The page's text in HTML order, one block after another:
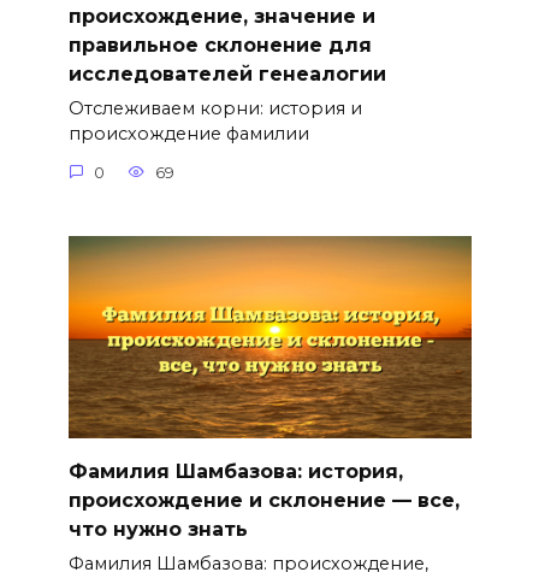
происхождение, значение и
правильное склонение для
исследователей генеалогии
Отслеживаем корни: история и
происхождение фамилии
0 69
Фамилия Шамбазова: история,
происхождение и склонение — все,
что нужно знать
Фамилия Шамбазова: происхождение,